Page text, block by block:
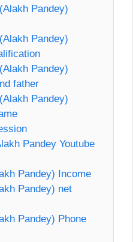
Pandey)
Pandey)
Pandey)
father
Pandey)
Pandey Youtube
Pandey) Income
Pandey) net
Pandey) Phone